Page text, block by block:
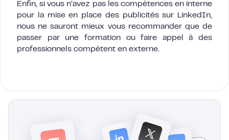
Enfin, si vous n’avez pas les compétences en interne
pour la mise en place des publicités sur LinkedIn,
nous ne sauront mieux vous recommander que de
passer par une formation ou faire appel à des
professionnels compétent en externe.